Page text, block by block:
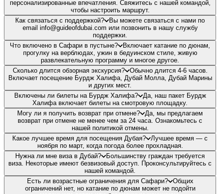
персонализированные впечатления. Свяжитесь с нашей командой,
чтобы настроить маршрут.
Как связаться с поддержкой?
Вы можете связаться с нами по
email info@guideofdubai.com или позвонить в нашу службу
поддержки.
Что включено в Сафари в пустыне?
Включает катание по дюнам,
прогулку на верблюдах, ужин в бедуинском стиле, живую
развлекательную программу и многое другое.
Сколько длится обзорная экскурсия?
Обычно длится 4-6 часов.
Включает посещение Бурдж Халифа, Дубай Молла, Дубай Марины
и других мест.
Включены ли билеты на Бурдж Халифа?
Да, наш пакет Бурдж
Халифа включает билеты на смотровую площадку.
Могу ли я получить возврат при отмене?
Да, мы предлагаем
возврат при отмене не менее чем за 24 часа. Ознакомьтесь с
нашей политикой отмены.
Какое лучшее время для посещения Дубая?
Лучшее время — с
ноября по март, когда погода более прохладная.
Нужна ли мне виза в Дубай?
Большинству граждан требуется
виза. Некоторые имеют безвизовый доступ. Проконсультируйтесь с
нашей командой.
Есть ли возрастные ограничения для Сафари?
Общих
ограничений нет, но катание по дюнам может не подойти